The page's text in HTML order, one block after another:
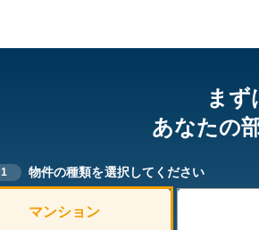
まず
あなたの
1 物件の種類を選択してください
マンション